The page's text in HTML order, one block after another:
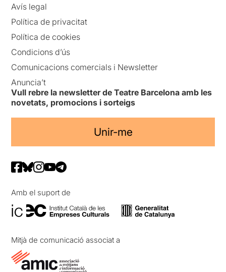
Avís legal
Política de privacitat
Política de cookies
Condicions d’ús
Comunicacions comercials i Newsletter
Anuncia’t
Vull rebre la newsletter de Teatre Barcelona amb les
novetats, promocions i sorteigs
Unir-me
Amb el suport de
Mitjà de comunicació associat a